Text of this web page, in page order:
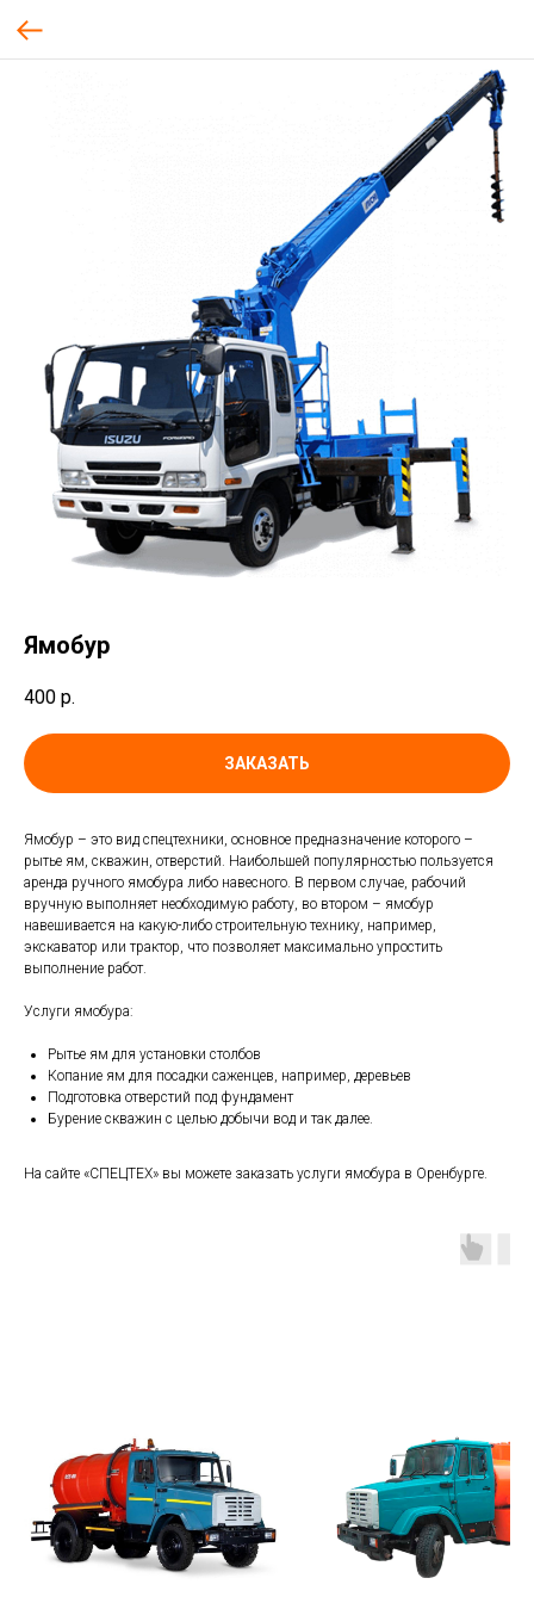
Ямобур
400 р.
ЗАКАЗАТЬ
Ямобур – это вид спецтехники, основное предназначение которого –
рытье ям, скважин, отверстий. Наибольшей популярностью пользуется
аренда ручного ямобура либо навесного. В первом случае, рабочий
вручную выполняет необходимую работу, во втором – ямобур
навешивается на какую-либо строительную технику, например,
экскаватор или трактор, что позволяет максимально упростить
выполнение работ.
Услуги ямобура:
Рытье ям для установки столбов
Копание ям для посадки саженцев, например, деревьев
Подготовка отверстий под фундамент
Бурение скважин с целью добычи вод и так далее.
На сайте «СПЕЦТЕХ» вы можете заказать услуги ямобура в Оренбурге.